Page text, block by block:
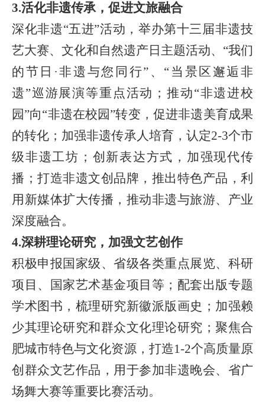
3.活化非遗传承，促进文旅融合
深化非遗“五进”活动，举办第十三届非遗技
艺大赛、文化和自然遗产日主题活动、“我们
的节日 ·非遗与您同行”、 “当景区邂逅非
遗”巡游展演等重点活动；推动“非遗进校
园”向“非遗在校园”转变，促进非遗美育成果
的转化；加强非遗传承人培育，认定2-3个市
级非遗工坊；创新表达方式，加强现代传
播；打造非遗文创品牌，推出特色产品，利
用新媒体扩大传播，推动非遗与旅游、产业
深度融合。
4.深耕理论研究，加强文艺创作
积极申报国家级、省级各类重点展览、科研
项目、国家艺术基金项目等；配套出版专题
学术图书，梳理研究新徽派版画史；加强赖
少其理论研究和群众文化理论研究；聚焦合
肥城市特色与文化资源，打造1-2个高质量原
创群众文艺作品，用于参加非遗晚会、省广
场舞大赛等重要比赛活动。